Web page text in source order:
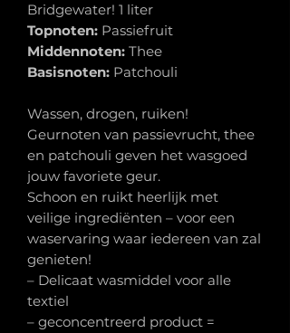
Bridgewater! 1 liter
Topnoten: Passiefruit
Middennoten: Thee
Basisnoten: Patchouli
Wassen, drogen, ruiken!
Geurnoten van passievrucht, thee
en patchouli geven het wasgoed
jouw favoriete geur.
Schoon en ruikt heerlijk met
veilige ingrediënten – voor een
waservaring waar iedereen van zal
genieten!
– Delicaat wasmiddel voor alle
textiel
– geconcentreerd product =